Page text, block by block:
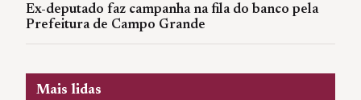
Ex-deputado faz campanha na fila do banco pela
Prefeitura de Campo Grande
Mais lidas